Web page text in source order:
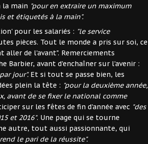
la main "pour en extraire un maximum
et étiquetés à la main".
pour les salariés : "le service
pièces. Tout le monde a pris sur soi, ce
aller de l'avant". Remerciements
Barbier, avant d'enchaîner sur l'avenir :
jour".Et si tout se passe bien, les
plein la tête : "pour la deuxième année,
avant de se fixer le national comme
sur les fêtes de fin d'année avec "des
et 2016". Une page qui se tourne
autre, tout aussi passionnante, qui
le pari de la réussite".